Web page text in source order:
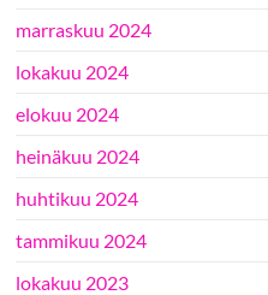
marraskuu 2024
lokakuu 2024
elokuu 2024
heinäkuu 2024
huhtikuu 2024
tammikuu 2024
lokakuu 2023